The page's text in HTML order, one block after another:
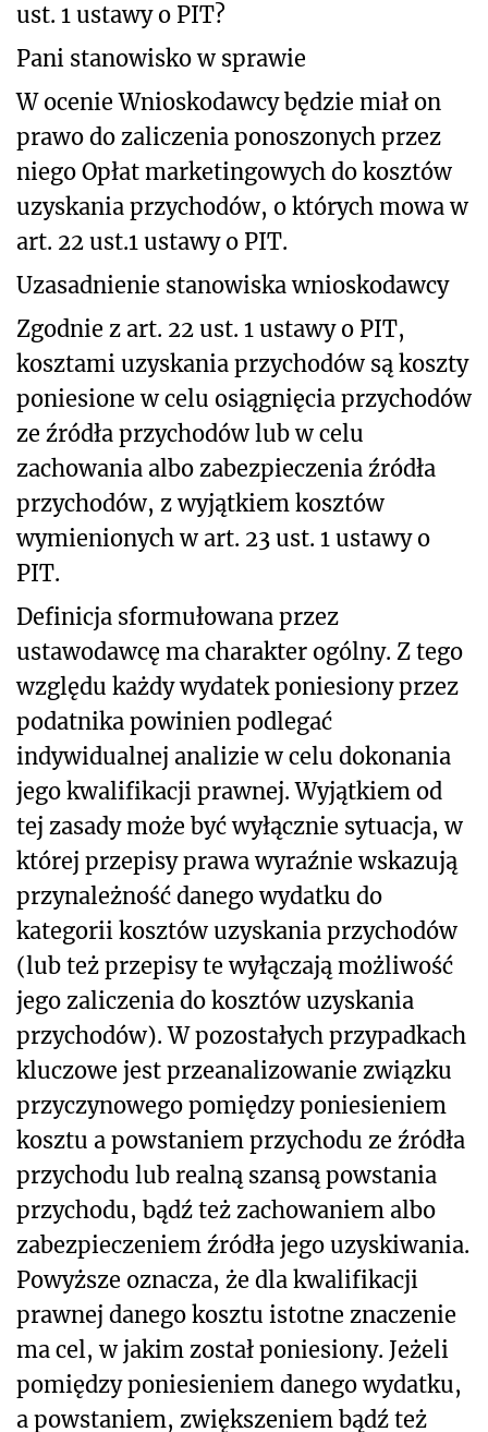
ust. 1 ustawy o PIT?
Pani stanowisko w sprawie
W ocenie Wnioskodawcy będzie miał on
prawo do zaliczenia ponoszonych przez
niego Opłat marketingowych do kosztów
uzyskania przychodów, o których mowa w
art. 22 ust.1 ustawy o PIT.
Uzasadnienie stanowiska wnioskodawcy
Zgodnie z art. 22 ust. 1 ustawy o PIT,
kosztami uzyskania przychodów są koszty
poniesione w celu osiągnięcia przychodów
ze źródła przychodów lub w celu
zachowania albo zabezpieczenia źródła
przychodów, z wyjątkiem kosztów
wymienionych w art. 23 ust. 1 ustawy o
PIT.
Definicja sformułowana przez
ustawodawcę ma charakter ogólny. Z tego
względu każdy wydatek poniesiony przez
podatnika powinien podlegać
indywidualnej analizie w celu dokonania
jego kwalifikacji prawnej. Wyjątkiem od
tej zasady może być wyłącznie sytuacja, w
której przepisy prawa wyraźnie wskazują
przynależność danego wydatku do
kategorii kosztów uzyskania przychodów
(lub też przepisy te wyłączają możliwość
jego zaliczenia do kosztów uzyskania
przychodów). W pozostałych przypadkach
kluczowe jest przeanalizowanie związku
przyczynowego pomiędzy poniesieniem
kosztu a powstaniem przychodu ze źródła
przychodu lub realną szansą powstania
przychodu, bądź też zachowaniem albo
zabezpieczeniem źródła jego uzyskiwania.
Powyższe oznacza, że dla kwalifikacji
prawnej danego kosztu istotne znaczenie
ma cel, w jakim został poniesiony. Jeżeli
pomiędzy poniesieniem danego wydatku,
a powstaniem, zwiększeniem bądź też